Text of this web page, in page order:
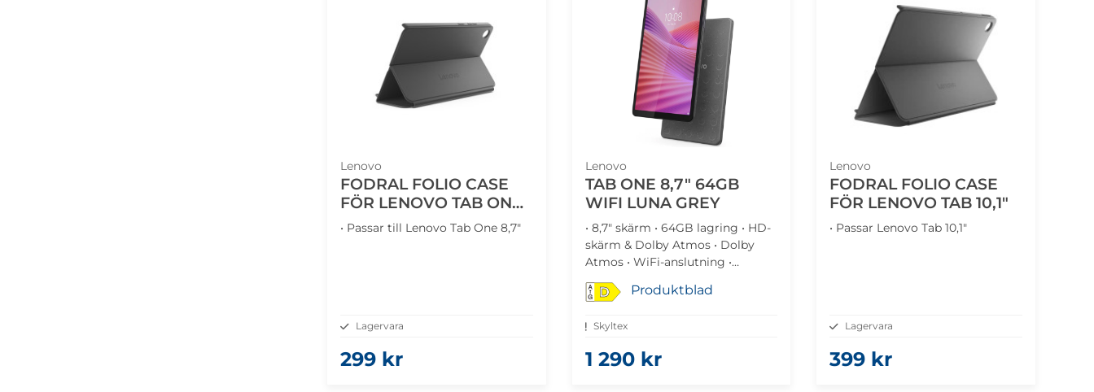
Lenovo
FODRAL FOLIO CASE
FÖR LENOVO TAB ONE
8,7"
• Passar till Lenovo Tab One 8,7"
Lagervara
299 kr
Lenovo
TAB ONE 8,7" 64GB
WIFI LUNA GREY
• 8,7" skärm • 64GB lagring • HD-
skärm & Dolby Atmos • Dolby
Atmos • WiFi-anslutning •
MediaTek Helio G80 processor
D Produktblad
Skyltex
1 290 kr
Lenovo
FODRAL FOLIO CASE
FÖR LENOVO TAB 10,1"
• Passar Lenovo Tab 10,1"
Lagervara
399 kr